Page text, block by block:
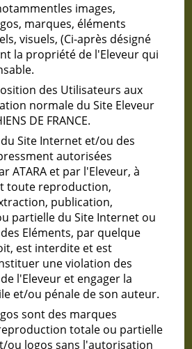
images,
marques, éléments
visuels, (Ci-après désigné
la propriété de l'Eleveur qui
des Utilisateurs aux
normale du Site Eleveur
DE FRANCE.
Site Internet et/ou des
autorisées
ATARA et par l'Eleveur, à
toute reproduction,
publication,
partielle du Site Internet ou
Eléments, par quelque
est interdite et est
une violation des
l'Eleveur et engager la
et/ou pénale de son auteur.
sont des marques
totale ou partielle
ou logos sans l'autorisation